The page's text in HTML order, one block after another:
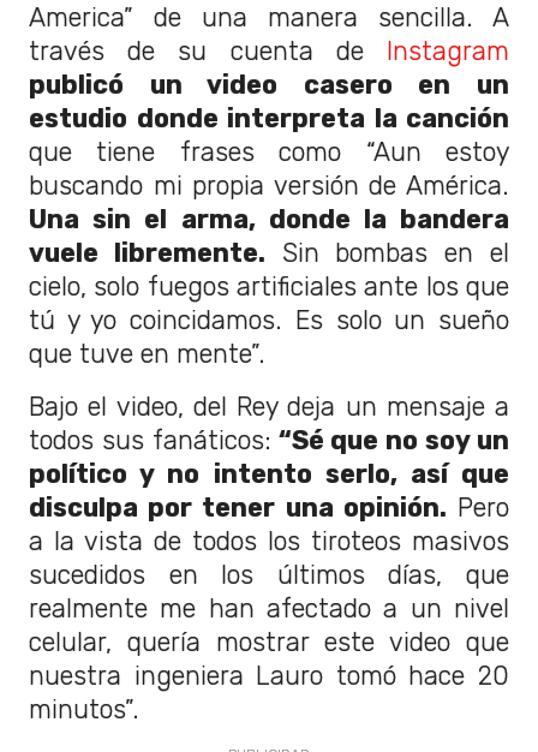
America” de una manera sencilla. A
través de su cuenta de Instagram
publicó un video casero en un
estudio donde interpreta la canción
que tiene frases como “Aun estoy
buscando mi propia versión de América.
Una sin el arma, donde la bandera
vuele libremente. Sin bombas en el
cielo, solo fuegos artificiales ante los que
tú y yo coincidamos. Es solo un sueño
que tuve en mente”.
Bajo el video, del Rey deja un mensaje a
todos sus fanáticos: “Sé que no soy un
político y no intento serlo, así que
disculpa por tener una opinión. Pero
a la vista de todos los tiroteos masivos
sucedidos en los últimos días, que
realmente me han afectado a un nivel
celular, quería mostrar este video que
nuestra ingeniera Lauro tomó hace 20
minutos”.